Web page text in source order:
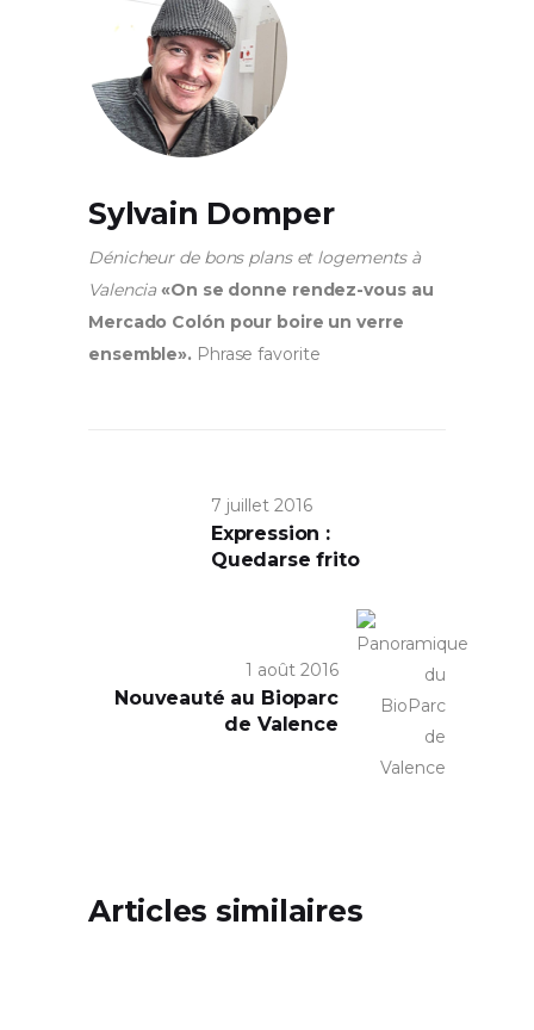
Sylvain Domper
Dénicheur de bons plans et logements à
Valencia «On se donne rendez-vous au
Mercado Colón pour boire un verre
ensemble». Phrase favorite
7 juillet 2016
Expression :
Quedarse frito
1 août 2016
Nouveauté au Bioparc
de Valence
Articles similaires